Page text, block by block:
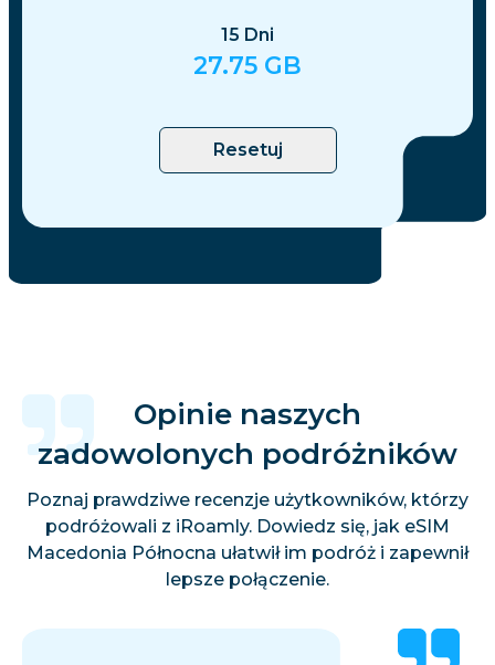
15 Dni
27.75 GB
Resetuj
Opinie naszych
zadowolonych podróżników
Poznaj prawdziwe recenzje użytkowników, którzy
podróżowali z iRoamly. Dowiedz się, jak eSIM
Macedonia Północna ułatwił im podróż i zapewnił
lepsze połączenie.